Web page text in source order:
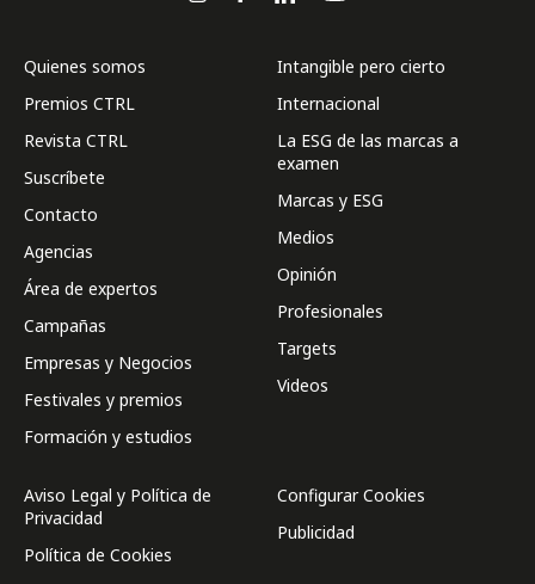
Quienes somos
Premios CTRL
Revista CTRL
Suscríbete
Contacto
Agencias
Área de expertos
Campañas
Empresas y Negocios
Festivales y premios
Formación y estudios
Intangible pero cierto
Internacional
La ESG de las marcas a
examen
Marcas y ESG
Medios
Opinión
Profesionales
Targets
Videos
Aviso Legal y Política de
Privacidad
Política de Cookies
Configurar Cookies
Publicidad